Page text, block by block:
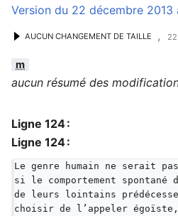
Version du 22 décembre 2013
AUCUN CHANGEMENT DE TAILLE ,
m
aucun résumé des
Ligne 124 :
Ligne 124 :
Le genre humain ne serait
si le comportement spontané
de leurs lointains
choisir de l’appeler